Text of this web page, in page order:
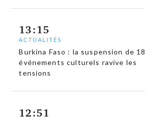
13:15
ACTUALITÉS
Burkina Faso : la suspension de 18
événements culturels ravive les
tensions
12:51